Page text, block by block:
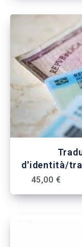
d'identità/
45,00 €